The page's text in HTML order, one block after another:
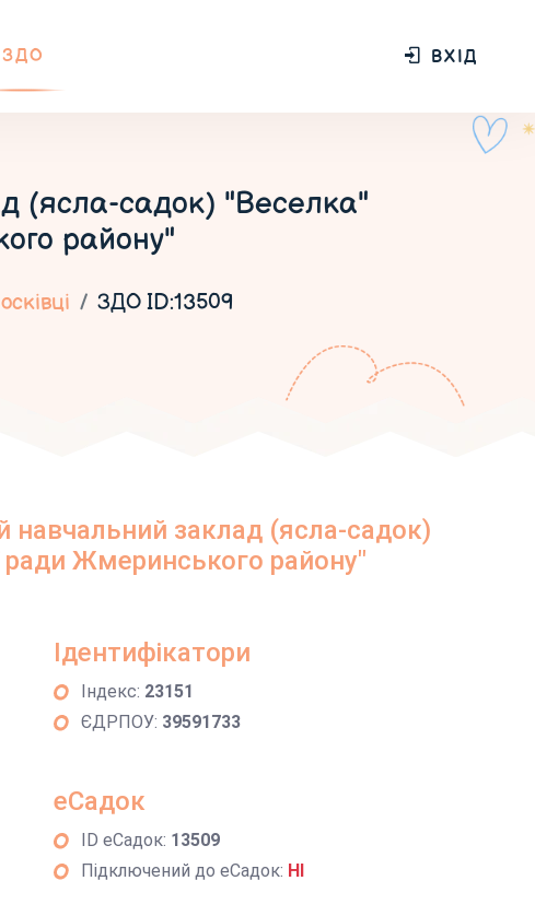
ЗДО ВХІД
(ясла-садок) "Веселка"
району"
ЗДО ID:13509
заклад (ясла-садок)
ради Жмеринського району"
Ідентифікатори
Індекс: 23151
ЄДРПОУ: 39591733
еСадок
ID еСадок: 13509
Підключений до еСадок: НІ